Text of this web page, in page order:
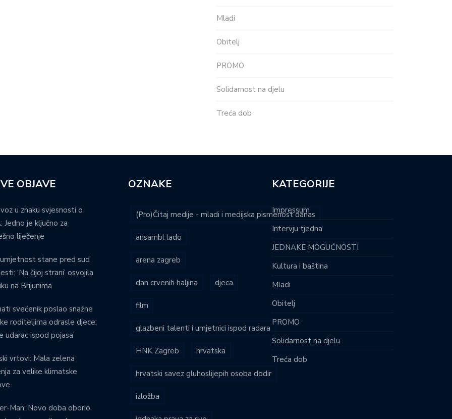
Mladi
Obitelj
PROMO
Solidarnost na djelu
Treća dob
OBJAVE
u znaku svjesnosti o
Jedno je ključno za
liječenje
stane pred sud
‘Na čijoj strani’ osvojila
na Brijunima
svećenik poslao snažne
roditeljima odrasle djece:
udarac ispod pojasa’
vrtovi: Mala zelena
za velike klimatske
Man: Novo doba oborio
OZNAKE
(Pro)Čitaj medije - mladi i medijska pismenost danas
ansambl lado
arena zagreb
dan crvenih haljina djeca
film
glazbeni talenti i umjetnici ispod radara
HNK Zagreb hrvatska
hrvatski savez gluhoslijepih osoba dodir
izložba
KATEGORIJE
Impressum
Intervju tjedna
JEDNAKE MOGUĆNOSTI
Kultura i baština
Mladi
Obitelj
PROMO
Solidarnost na djelu
Treća dob